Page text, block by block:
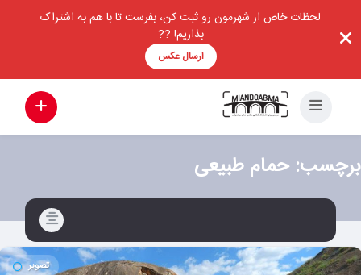
لحظات خاص از شهرمون رو ثبت کن، بفرست تا با هم به اشتراک
بذاریم! ??
ارسال عکس
برچسب:حمام طبیعی
تصویر